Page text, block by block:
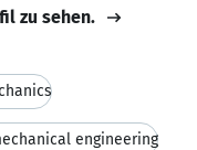
zu sehen.
engineering